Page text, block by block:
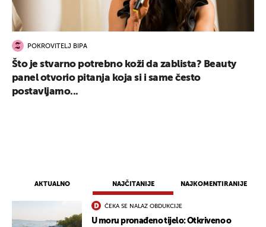
AKTUALNO NAJČITANIJE NAJKOMENTIRANIJE
ČEKA SE NALAZ OBDUKCIJE
U moru pronađeno tijelo: Otkriveno o
POKROVITELJ BIPA
Što je stvarno potrebno koži da zablista? Beauty
panel otvorio pitanja koja si i same često
postavljamo...